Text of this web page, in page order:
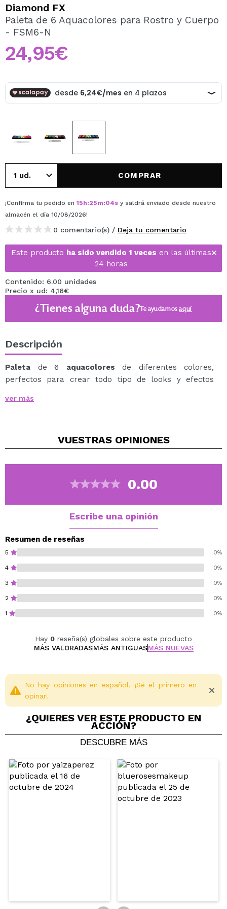
Al crear una cuenta en Maquillalia.com podrás realizar
tus compras rápidamente, revisar el estado de tus
Diamond FX
Paleta de 6 Aquacolores para Rostro y Cuerpo
- FSM6-N
24,95€
COMPRAR
¡Confirma tu pedido en 15h:25m:04s y saldrá enviado desde nuestro
almacén el día 10/08/2026!
0 comentario(s) / Deja tu comentario
Este producto ha sido vendido 1 veces en las últimas
24 horas
Contenido: 6.00 unidades
Precio x ud: 4,16€
¿Tienes alguna duda?Te ayudamosaquí
Descripción
Paleta de 6 aquacolores de diferentes colores,
perfectos para crear todo tipo de looks y efectos
Su fórmula se activa con el agua y podrás aplicarla con
activar la pintura.
todo tipo de maquillajes artísticos.
ver más
VUESTRAS OPINIONES
0.00
Escribe una opinión
Resumen de reseñas
5 0%
4 0%
3 0%
2 0%
1 0%
Hay 0 reseña(s) globales sobre este producto
MÁS VALORADASMÁS ANTIGUASMÁS NUEVAS
Compartir un vídeo o una foto
Tu vídeo podría ser el primero. Imagínatelo...
No hay opiniones en español. ¡Sé el primero en
opinar!
¿QUIERES VER ESTE PRODUCTO EN
ACCIÓN?
DESCUBRE MÁS